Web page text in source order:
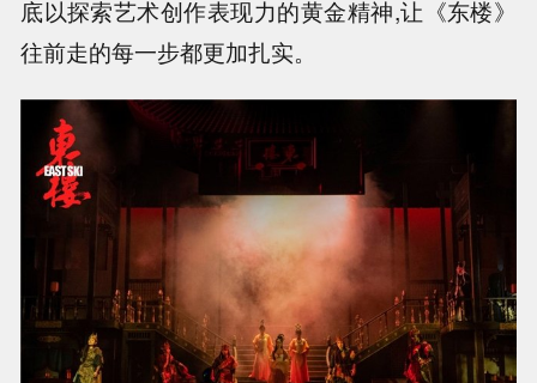
底以探索艺术创作表现力的黄金精神,让《东楼》
往前走的每一步都更加扎实。